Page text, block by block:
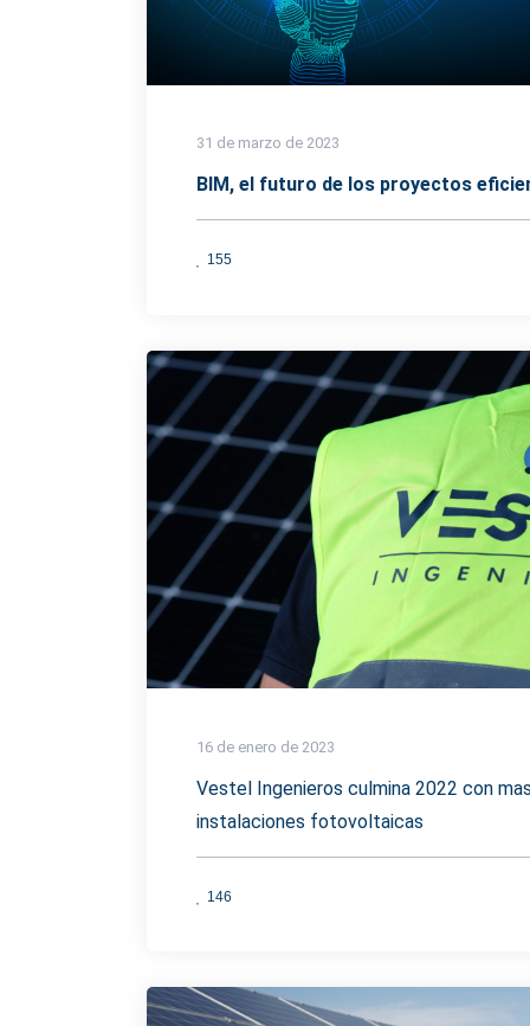
31 de marzo de 2023
BIM, el futuro de los proyectos
155
16 de enero de 2023
Vestel Ingenieros culmina 2022 con
instalaciones fotovoltaicas
146